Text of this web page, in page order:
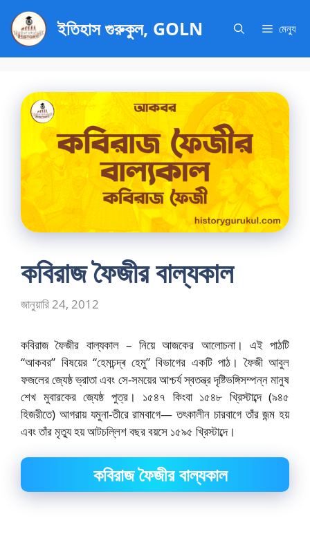
লেখায়
ইতিহাস গুরুকুল, GOLN মেন্যু
কবিরাজ ফৈজীর বাল্যকাল
জানুয়ারি 24, 2012
কবিরাজ ফৈজীর বাল্যকাল – নিয়ে আজকের আলোচনা। এই পাঠটি
“আকবর” বিষয়ের “হেমচন্দ্ৰ হেমু” বিভাগের একটি পাঠ।ফৈজী আবুল
ফজলের জ্যেষ্ঠ ভ্রাতা এবং সে-সময়ের আশ্চর্য স্বতন্ত্র দৃষ্টিভঙ্গিসম্পন্ন মানুষ
শেখ মুবারকের জ্যেষ্ঠ পুত্র। ১৫৪৭ কিংবা ১৫৪৮ খ্রিস্টাব্দে (৯৪৫
হিজরীতে) আগরায় যমুনা-তীরে রামবাগে— তৎকালীন চারবাগে তাঁর জন্ম হয়
এবং তাঁর মৃত্যু হয় আটচল্লিশ বছর বয়সে ১৫৯৫ খ্রিস্টাব্দে।
কবিরাজ ফৈজীর বাল্যকাল